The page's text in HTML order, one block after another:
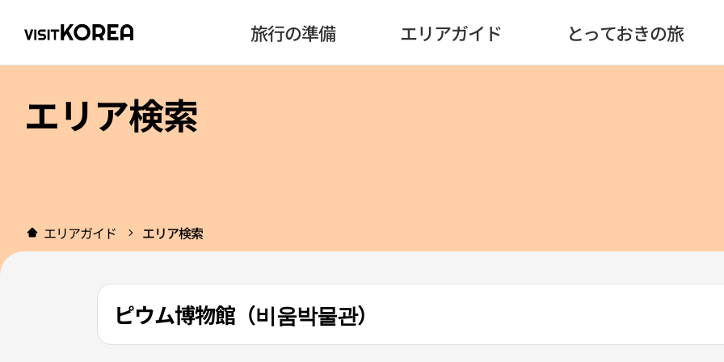
旅行の準備 エリアガイド とっておきの旅
エリア検索
エリアガイド エリア検索
ピウム博物館（비움박물관）